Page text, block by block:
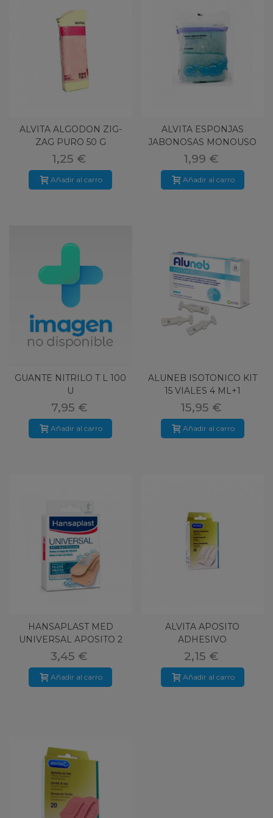
ALVITA ALGODON ZIG-
ZAG PURO 50 G
1,25 €
Añadir al carro
ALVITA ESPONJAS
JABONOSAS MONOUSO
24 U
1,99 €
Añadir al carro
GUANTE NITRILO T L 100
U
7,95 €
Añadir al carro
ALUNEB ISOTONICO KIT
15 VIALES 4 ML+1
DISPOSITIV
15,95 €
Añadir al carro
HANSAPLAST MED
UNIVERSAL APOSITO 2
TAMAÑOS
3,45 €
Añadir al carro
ALVITA APOSITO
ADHESIVO
TRANSPARENTE 20 U
2,15 €
Añadir al carro